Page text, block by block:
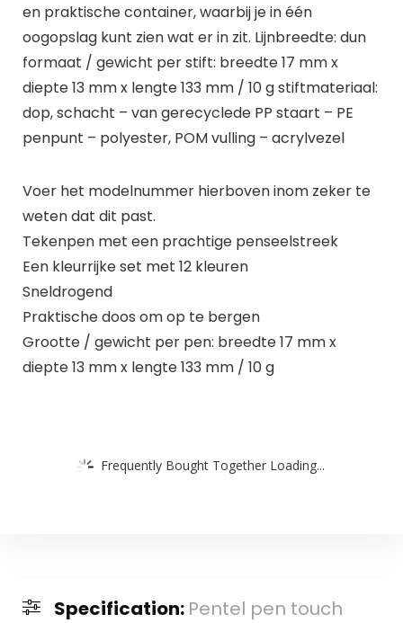
en praktische container, waarbij je in één
oogopslag kunt zien wat er in zit. Lijnbreedte: dun
formaat / gewicht per stift: breedte 17 mm x
diepte 13 mm x lengte 133 mm / 10 g stiftmateriaal:
dop, schacht – van gerecyclede PP staart – PE
penpunt – polyester, POM vulling – acrylvezel
Voer het modelnummer hierboven inom zeker te
weten dat dit past.
Tekenpen met een prachtige penseelstreek
Een kleurrijke set met 12 kleuren
Sneldrogend
Praktische doos om op te bergen
Grootte / gewicht per pen: breedte 17 mm x
diepte 13 mm x lengte 133 mm / 10 g
Frequently Bought Together Loading...
Specification: Pentel pen touch